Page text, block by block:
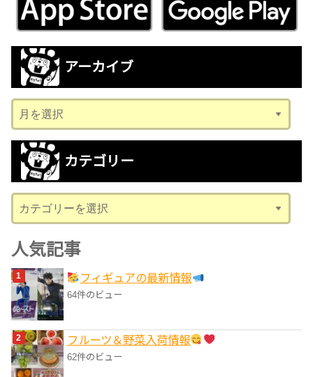
アーカイブ
ー
カ
ブ
カテゴリー
テ
ゴ
リ
ー
人気記事
フィギュアの最新情報
64件のビュー
フルーツ＆野菜入荷情報
62件のビュー